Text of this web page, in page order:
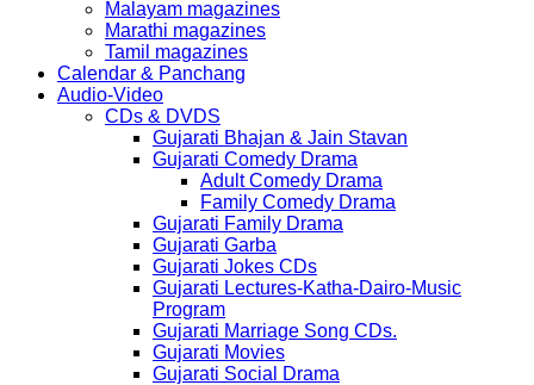
Malayam magazines
Marathi magazines
Tamil magazines
Calendar & Panchang
Audio-Video
CDs & DVDS
Gujarati Bhajan & Jain Stavan
Gujarati Comedy Drama
Adult Comedy Drama
Family Comedy Drama
Gujarati Family Drama
Gujarati Garba
Gujarati Jokes CDs
Gujarati Lectures-Katha-Dairo-Music
Program
Gujarati Marriage Song CDs.
Gujarati Movies
Gujarati Social Drama